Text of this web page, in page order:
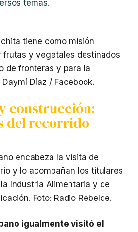
temas.
tiene como misión
frutas y vegetales destinados
de fronteras y para la
Díaz / Facebook.
construcción:
del recorrido
encabeza la visita de
y lo acompañan los titulares
Industria Alimentaria y de
Foto: Radio Rebelde.
igualmente visitó el